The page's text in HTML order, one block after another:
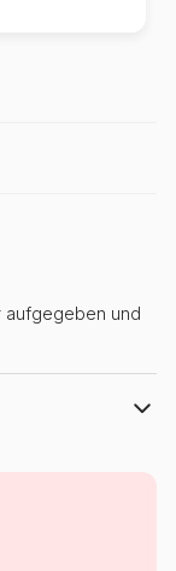
aufgegeben und
Italien